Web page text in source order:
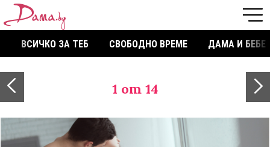
ВСИЧКО ЗА ТЕБ СВОБОДНО ВРЕМЕ ДАМА И БЕБЕ
1 от 14